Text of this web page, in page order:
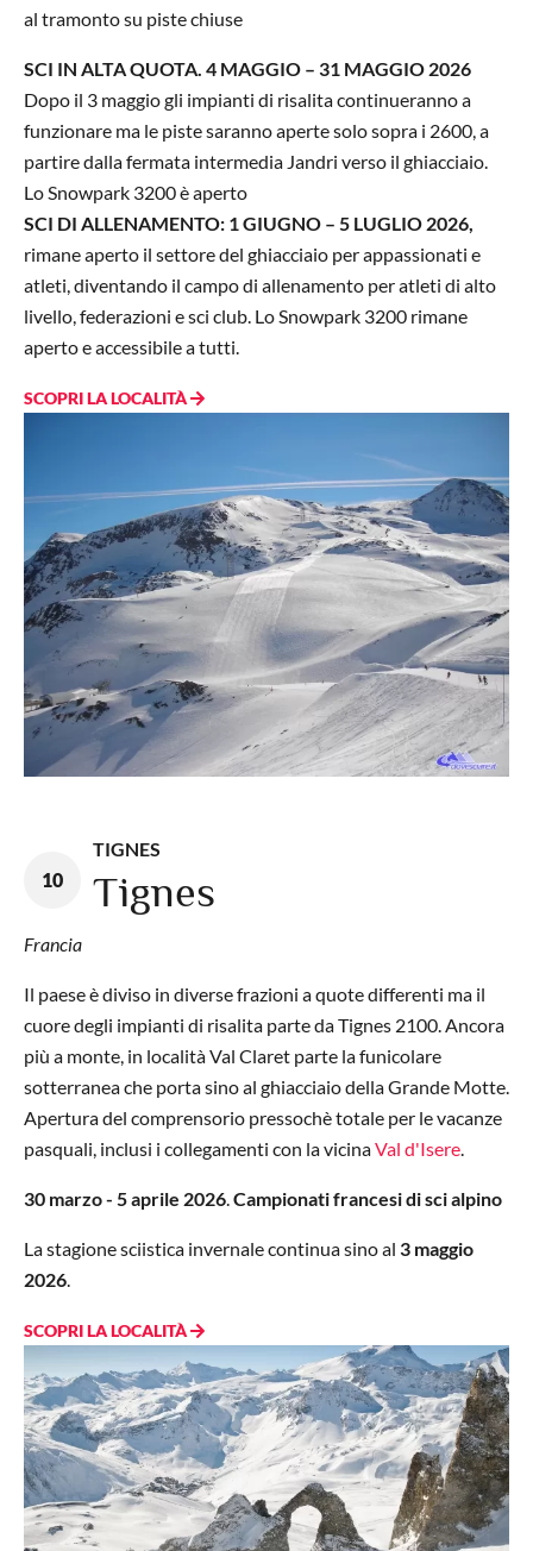
al tramonto su piste chiuse
SCI IN ALTA QUOTA. 4 MAGGIO – 31 MAGGIO 2026
Dopo il 3 maggiogli impianti di risalita continueranno a
funzionare ma le piste saranno aperte solo sopra i 2600, a
partire dalla fermata intermedia Jandri verso il ghiacciaio.
Lo Snowpark 3200 è aperto
SCI DI ALLENAMENTO: 1 GIUGNO – 5 LUGLIO 2026,
rimane aperto il settore del ghiacciaio per appassionati e
atleti, diventando il campo di allenamento per atleti di alto
livello, federazioni e sci club. Lo Snowpark 3200 rimane
aperto e accessibile a tutti.
SCOPRI LA LOCALITÀ
10
TIGNES
Tignes
Francia
Il paese è diviso in diverse frazioni a quote differenti ma il
cuore degli impianti di risalita parte da Tignes 2100. Ancora
più a monte, in località Val Claret parte la funicolare
sotterranea che porta sino al ghiacciaio della Grande Motte.
Apertura del comprensorio pressochè totale per le vacanze
pasquali, inclusi i collegamenti con la vicinaVal d'Isere.
30 marzo - 5 aprile 2026.Campionati francesi di sci alpino
La stagione sciistica invernale continua sino al 3 maggio
2026.
SCOPRI LA LOCALITÀ